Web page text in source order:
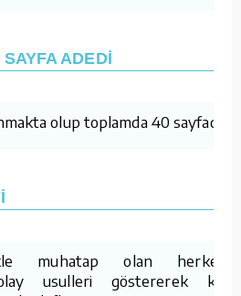
ADEDİ
olup toplamda 40 sayfadır.
muhatap olan herkese
usulleri göstererek kısa